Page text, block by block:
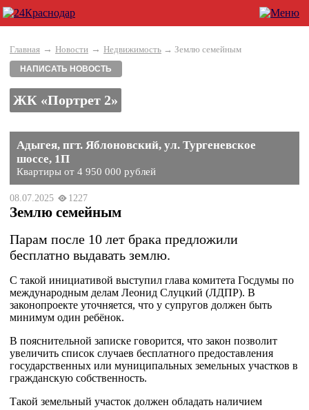
Главная → Новости → Недвижимость → Землю семейным
НАПИСАТЬ НОВОСТЬ
ЖК «Портрет 2»
Адыгея, пгт. Яблоновский, ул. Тургеневское
шоссе, 1П
Квартиры от 4 950 000 рублей
08.07.2025 1227
Землю семейным
Парам после 10 лет брака предложили
бесплатно выдавать землю.
С такой инициативой выступил глава комитета Госдумы по
международным делам Леонид Слуцкий (ЛДПР). В
законопроекте уточняется, что у супругов должен быть
минимум один ребёнок.
В пояснительной записке говорится, что закон позволит
увеличить список случаев бесплатного предоставления
государственных или муниципальных земельных участков в
гражданскую собственность.
Такой земельный участок должен обладать наличием